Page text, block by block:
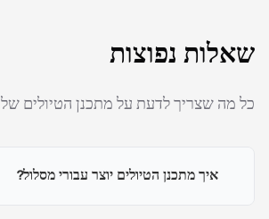
שאלות נפוצות
כל מה שצריך לדעת על מתכנן הטיולים של NxVoy.
איך מתכנן הטיולים יוצר עבורי מסלול?